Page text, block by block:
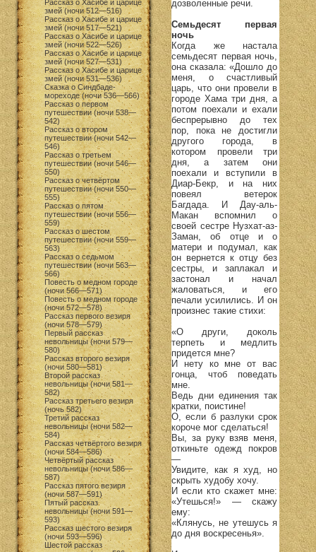
Рассказ о Хасибе и царице
змей (ночи 512—516)
Рассказ о Хасибе и царице
змей (ночи 517—521)
Рассказ о Хасибе и царице
змей (ночи 522—526)
Рассказ о Хасибе и царице
змей (ночи 527—531)
Рассказ о Хасибе и царице
змей (ночи 531—536)
Сказка о Синдбаде-
мореходе (ночи 536—566)
Рассказ о первом
путешествии (ночи 538—
542)
Рассказ о втором
путешествии (ночи 542—
546)
Рассказ о третьем
путешествии (ночи 546—
550)
Рассказ о четвёртом
путешествии (ночи 550—
555)
Рассказ о пятом
путешествии (ночи 556—
559)
Рассказ о шестом
путешествии (ночи 559—
563)
Рассказ о седьмом
путешествии (ночи 563—
566)
Повесть о медном городе
(ночи 566—571)
Повесть о медном городе
(ночи 572—578)
Рассказ первого везиря
(ночи 578—579)
Первый рассказ
невольницы (ночи 579—
580)
Рассказ второго везиря
(ночи 580—581)
Второй рассказ
невольницы (ночи 581—
582)
Рассказ третьего везиря
(ночь 582)
Третий рассказ
невольницы (ночи 582—
584)
Рассказ четвёртого везиря
(ночи 584—586)
Четвёртый рассказ
невольницы (ночи 586—
587)
Рассказ пятого везиря
(ночи 587—591)
Пятый рассказ
невольницы (ночи 591—
593)
Рассказ шестого везиря
(ночи 593—596)
Шестой рассказ
дозволенные речи.
Семьдесят первая
ночь
Когда же настала
семьдесят первая ночь,
она сказала: «Дошло до
меня, о счастливый
царь, что они провели в
городе Хама три дня, а
потом поехали и ехали
беспрерывно до тех
пор, пока не достигли
другого города, в
котором провели три
дня, а затем они
поехали и вступили в
Диар-Бекр, и на них
повеял ветерок
Багдада. И Дау-аль-
Макан вспомнил о
своей сестре Нузхат-аз-
Заман, об отце и о
матери и подумал, как
он вернется к отцу без
сестры, и заплакал и
застонал и начал
жаловаться, и его
печали усилились. И он
произнес такие стихи:
«О други, доколь
терпеть и медлить
придется мне?
И нету ко мне от вас
гонца, чтоб поведать
мне.
Ведь дни единения так
кратки, поистине!
О, если б разлуки срок
короче мог сделаться!
Вы, за руку взяв меня,
откиньте одежд покров
—
Увидите, как я худ, но
скрыть худобу хочу.
И если кто скажет мне:
«Утешься!» — скажу
ему:
«Клянусь, не утешусь я
до дня воскресенья».